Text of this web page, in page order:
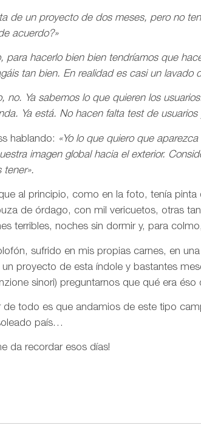
de un proyecto de dos meses, pero no
acuerdo?»
para hacerlo bien bien tendríamos que
tan bien. En realidad es casi un lavado
no. Ya sabemos lo que quieren los
Ya está. No hacen falta test de
hablando: «Yo lo que quiero que
imagen global hacia el exterior.
tener».
al principio, como en la foto, tenía
de órdago, con mil vericuetos, otras
terribles, noches sin dormir y, para
sufrido en mis propias carnes, en
proyecto de esta índole y bastantes
sinori) preguntarnos que qué era
de todo es que andamios de este tipo
país…
da recordar esos días!